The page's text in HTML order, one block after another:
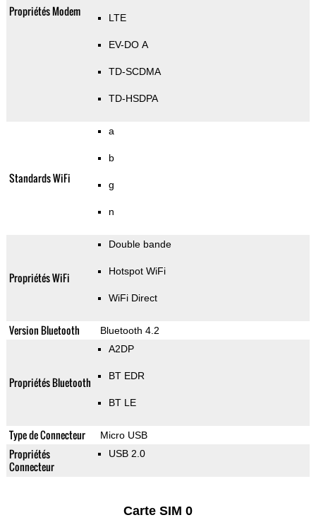
Propriétés Modem LTE
EV-DO A
TD-SCDMA
TD-HSDPA
Standards WiFi
a
b
g
n
Propriétés WiFi
Double bande
Hotspot WiFi
WiFi Direct
Version Bluetooth Bluetooth 4.2
Propriétés Bluetooth
A2DP
BT EDR
BT LE
Type de Connecteur Micro USB
Propriétés
Connecteur
USB 2.0
Carte SIM 0